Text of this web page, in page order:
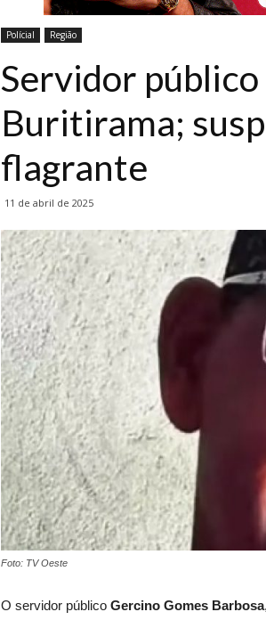
Polícial Região
Servidor
Buritirama;
flagrante
11 de abril de 2025
Foto: TV Oeste
O servidor público Gercino Gomes Barbosa